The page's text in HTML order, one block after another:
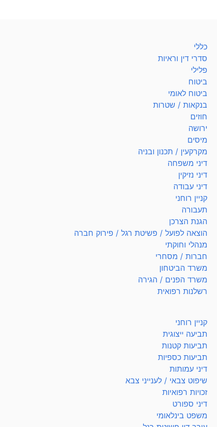
כללי
סדרי דין וראיות
פלילי
ביטוח
ביטוח לאומי
בנקאות / שטרות
חוזים
ירושה
מיסים
מקרקעין / תכנון ובניה
דיני משפחה
דיני נזיקין
דיני עבודה
קניין רוחני
תעבורה
הגנת הצרכן
הוצאה לפועל / פשיטת רגל / פירוק חברה
מנהלי וחוקתי
חברות / מסחרי
משרד הביטחון
משרד הפנים / הגירה
רשלנות רפואית
קניין רוחני
תביעה ייצוגית
תביעות קטנות
תביעות כספיות
דיני עמותות
שיפוט צבאי / לענייני צבא
זכויות רפואיות
דיני ספורט
משפט בינלאומי